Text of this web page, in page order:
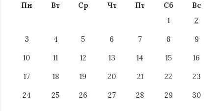
Пн Вт Ср Чт Пт Сб
Вс
1
2
3
4 5 6 7 8
9
10
11 12 13 14 15
16
17
18 19 20 21 22
23
24
25 26 27 28 29
30